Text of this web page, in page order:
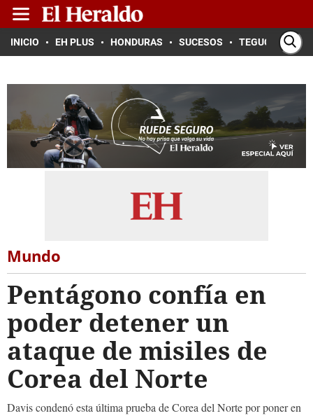
INICIO EH PLUS HONDURAS SUCESOS TEGUCIGALPA
Mundo
Pentágono confía en
poder detener un
ataque de misiles de
Corea del Norte
Davis condenó esta última prueba de Corea del Norte por poner en